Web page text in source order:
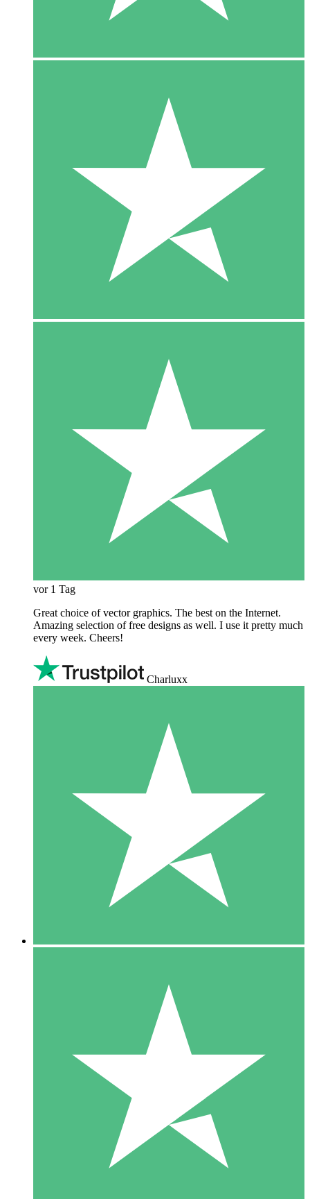
vor 1 Tag
Great choice of vector graphics. The best on the Internet.
Amazing selection of free designs as well. I use it pretty much
every week. Cheers!
Charluxx